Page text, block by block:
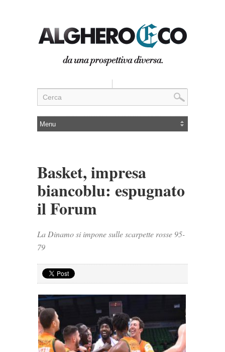
Basket, impresa
biancoblu: espugnato
il Forum
La Dinamo si impone sulle scarpette rosse 95-
79